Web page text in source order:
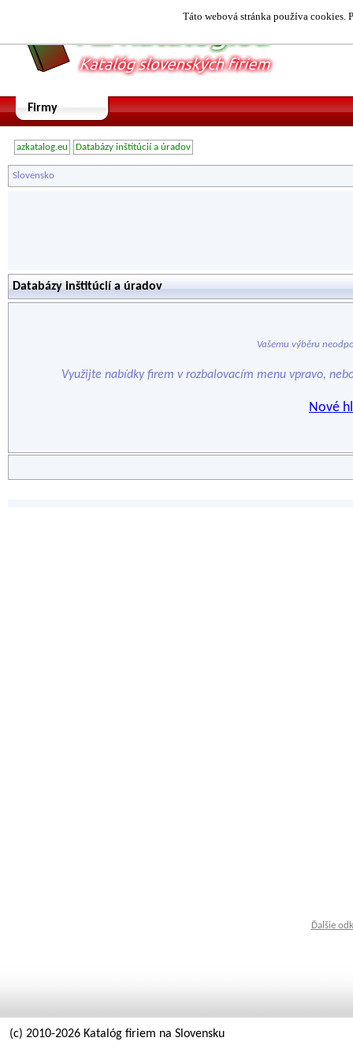
Táto webová stránka používa cookies.
Firmy
azkatalog.eu Databázy inštitúcií a úradov
Slovensko
Databázy inštitúcií a úradov
Vašemu výběru
Využijte nabídky firem v rozbalovacím menu vpravo,
Nové
Ďalšie
(c) 2010-2026 Katalóg firiem na Slovensku